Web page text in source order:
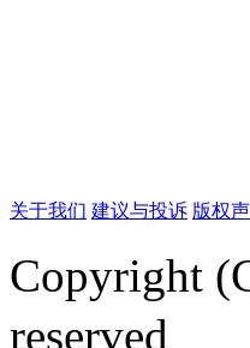
关于我们 建议与投诉 版权
Copyright
reserved